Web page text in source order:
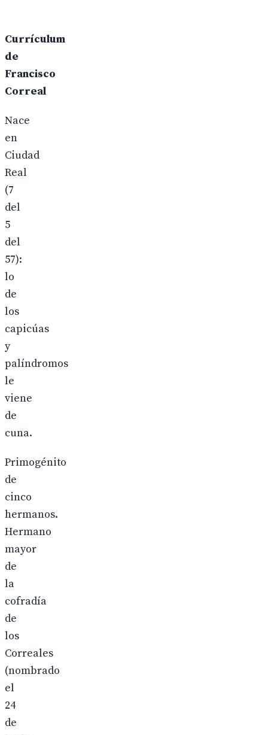
Currículum
de
Francisco
Correal
Nace
en
Ciudad
Real
(7
del
5
del
57):
lo
de
los
capicúas
y
palíndromos
le
viene
de
cuna.
Primogénito
de
cinco
hermanos.
Hermano
mayor
de
la
cofradía
de
los
Correales
(nombrado
el
24
de